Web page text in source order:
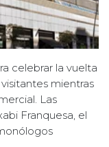
celebrar la vuelta
mientras
Las
Franquesa, el